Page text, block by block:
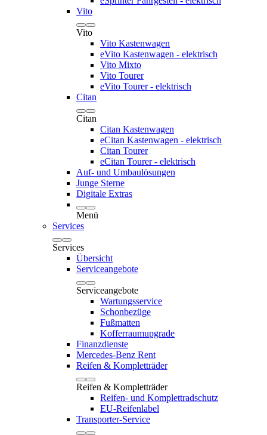
Vito
Vito
Vito Kastenwagen
eVito Kastenwagen - elektrisch
Vito Mixto
Vito Tourer
eVito Tourer - elektrisch
Citan
Citan
Citan Kastenwagen
eCitan Kastenwagen - elektrisch
Citan Tourer
eCitan Tourer - elektrisch
Auf- und Umbaulösungen
Junge Sterne
Digitale Extras
Menü
Services
Services
Übersicht
Serviceangebote
Serviceangebote
Wartungsservice
Schonbezüge
Fußmatten
Kofferraumupgrade
Finanzdienste
Mercedes-Benz Rent
Reifen & Kompletträder
Reifen & Kompletträder
Reifen- und Komplettradschutz
EU-Reifenlabel
Transporter-Service